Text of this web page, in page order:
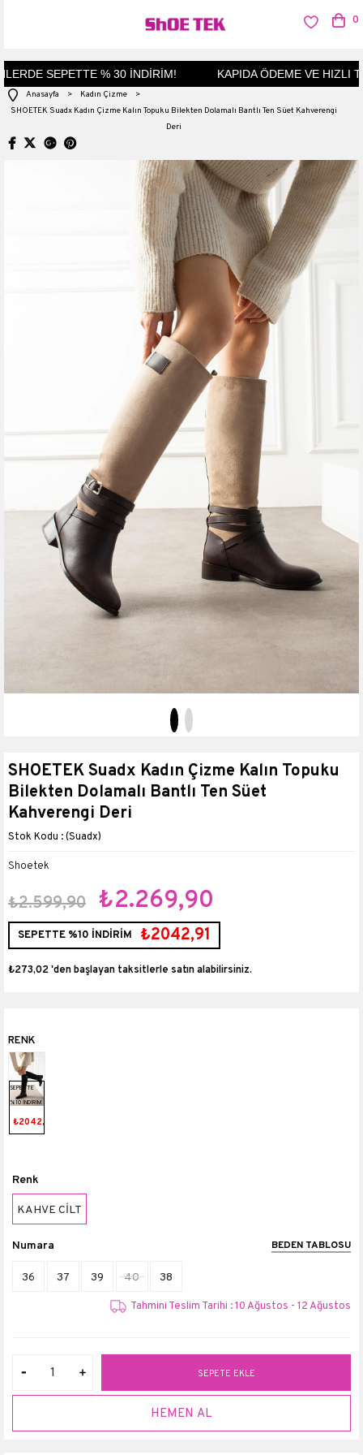
SEPETTE % 30 İNDİRİM! KAPIDA ÖDEME VE HIZLI
0
Anasayfa > Kadın Çizme
>
SHOETEK Suadx Kadın Çizme Kalın Topuku Bilekten Dolamalı Bantlı Ten Süet Kahverengi
Deri
SHOETEK Suadx Kadın Çizme Kalın Topuku
Bilekten Dolamalı Bantlı Ten Süet
Kahverengi Deri
(Suadx)
Shoetek
₺2.599,90 ₺2.269,90
SEPETTE %10 İNDİRİM ₺2042,91
₺273,02'den başlayan taksitlerle
SEPETTE
%10 İNDİRİM
₺2042,91
Renk
KAHVE CİLT
Numara BEDEN TABLOSU
36 37 39 40 38
Tahmini Teslim Tarihi : 10 Ağustos - 12 Ağustos